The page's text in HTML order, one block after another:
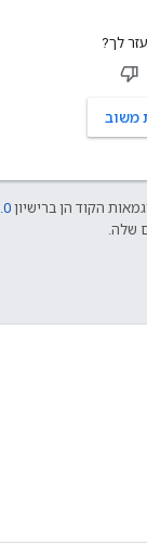
לך?
משוב
הקוד הן ברישיון